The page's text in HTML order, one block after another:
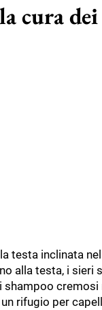
cura
testa inclinata
alla testa, i sieri
rifugio per